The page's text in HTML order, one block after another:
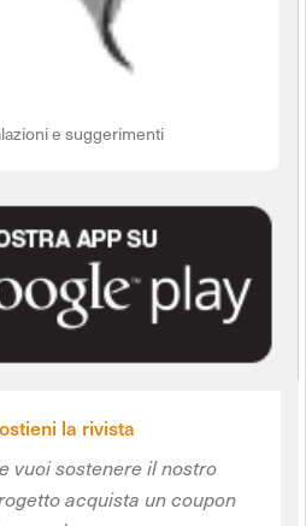
e suggerimenti
la rivista
vuoi sostenere il nostro
acquista un coupon